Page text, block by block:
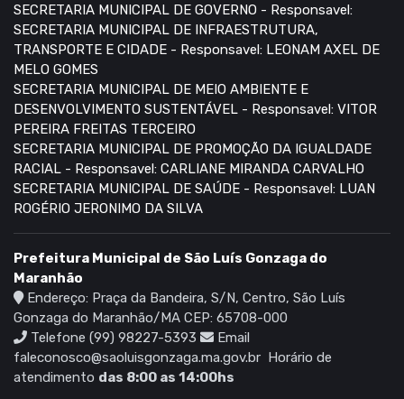
SECRETARIA MUNICIPAL DE GOVERNO - Responsavel:
SECRETARIA MUNICIPAL DE INFRAESTRUTURA,
TRANSPORTE E CIDADE - Responsavel: LEONAM AXEL DE
MELO GOMES
SECRETARIA MUNICIPAL DE MEIO AMBIENTE E
DESENVOLVIMENTO SUSTENTÁVEL - Responsavel: VITOR
PEREIRA FREITAS TERCEIRO
SECRETARIA MUNICIPAL DE PROMOÇÃO DA IGUALDADE
RACIAL - Responsavel: CARLIANE MIRANDA CARVALHO
SECRETARIA MUNICIPAL DE SAÚDE - Responsavel: LUAN
ROGÉRIO JERONIMO DA SILVA
Prefeitura Municipal de São Luís Gonzaga do
Maranhão
Endereço: Praça da Bandeira, S/N, Centro, São Luís
Gonzaga do Maranhão/MA CEP: 65708-000
Telefone (99) 98227-5393
Email
faleconosco@saoluisgonzaga.ma.gov.br Horário de
atendimento das 8:00 as 14:00hs